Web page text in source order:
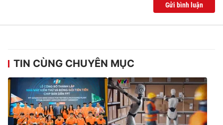
Gửi bình luận
TIN CÙNG CHUYÊN MỤC